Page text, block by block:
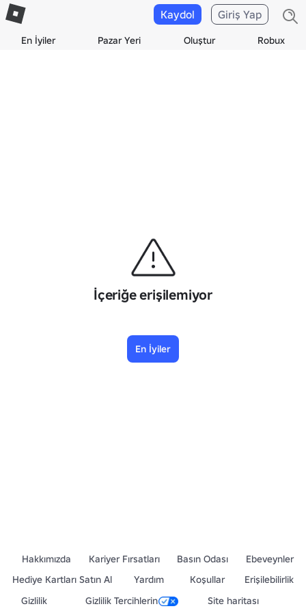
En İyiler Pazar Yeri Oluştur Robux
Kaydol Giriş Yap
İçeriğe erişilemiyor
En İyiler
Hakkımızda Kariyer Fırsatları Basın Odası
Ebeveynler
Hediye Kartları Satın Al
Yardım Koşullar
Erişilebilirlik
Gizlilik
Gizlilik Tercihlerin Site haritası